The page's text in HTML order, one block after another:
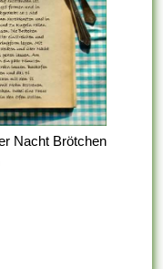
Nacht Brötchen